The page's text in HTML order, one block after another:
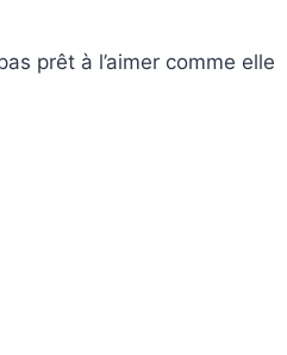
prêt à l’aimer comme elle